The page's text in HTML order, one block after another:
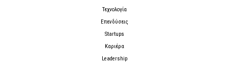
Τεχνολογία
Επενδύσεις
Startups
Καριέρα
Leadership